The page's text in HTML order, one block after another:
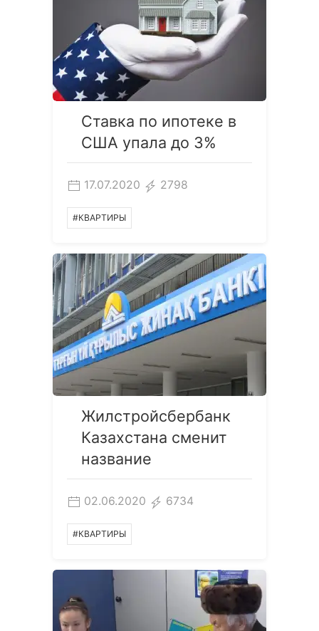
Ставка по ипотеке в
США упала до 3%
17.07.2020 2798
#КВАРТИРЫ
Жилстройсбербанк
Казахстана сменит
название
02.06.2020 6734
#КВАРТИРЫ